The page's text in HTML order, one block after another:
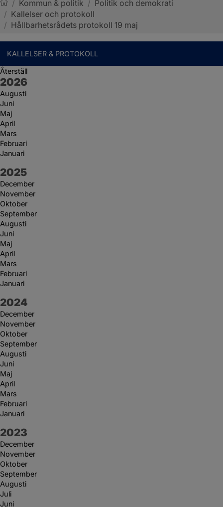
Sotenäs kommun
/ Kommun & politik / Politik och demokrati
/ Kallelser och protokoll
/ Hållbarhetsrådets protokoll 19 maj
KALLELSER & PROTOKOLL
Återställ
År:
2026
Augusti
Juni
Maj
April
Mars
Februari
Januari
År:
2025
December
November
Oktober
September
Augusti
Juni
Maj
April
Mars
Februari
Januari
År:
2024
December
November
Oktober
September
Augusti
Juni
Maj
April
Mars
Februari
Januari
År:
2023
December
November
Oktober
September
Augusti
Juli
Juni